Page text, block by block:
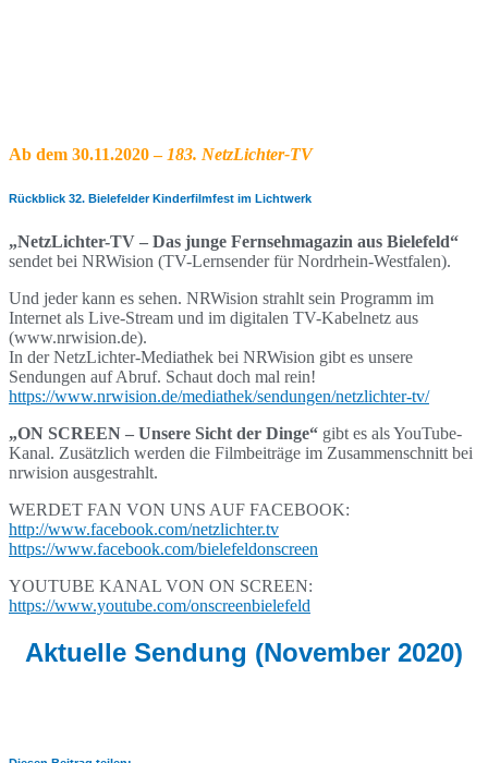
Ab dem 30.11.2020 –183. NetzLichter-TV
Rückblick 32. Bielefelder Kinderfilmfest im Lichtwerk
„NetzLichter-TV – Das junge Fernsehmagazin aus Bielefeld“
sendet bei NRWision (TV-Lernsender für Nordrhein-Westfalen).
Und jeder kann es sehen. NRWision strahlt sein Programm im
Internet als Live-Stream und im digitalen TV-Kabelnetz aus
(www.nrwision.de).
In der NetzLichter-Mediathek bei NRWision gibt es unsere
Sendungen auf Abruf. Schaut doch mal rein!
https://www.nrwision.de/mediathek/sendungen/netzlichter-tv/
„ON SCREEN – Unsere Sicht der Dinge“ gibt es als YouTube-
Kanal. Zusätzlich werden die Filmbeiträge im Zusammenschnitt bei
nrwision ausgestrahlt.
WERDET FAN VON UNS AUF FACEBOOK:
http://www.facebook.com/netzlichter.tv
https://www.facebook.com/bielefeldonscreen
YOUTUBE KANAL VON ON SCREEN:
https://www.youtube.com/onscreenbielefeld
Aktuelle Sendung (November 2020)